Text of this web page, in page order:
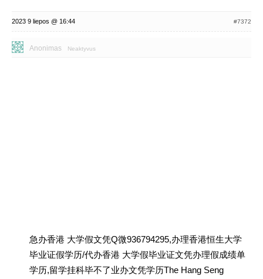
2023 9 liepos @ 16:44 #7372
Anonimas Neaktyvus
急办香港 大学假文凭Q微936794295,办理香港恒生大学
毕业证假学历/代办香港 大学假毕业证文凭办理假成绩单
学历,留学挂科毕不了业办文凭学历The Hang Seng